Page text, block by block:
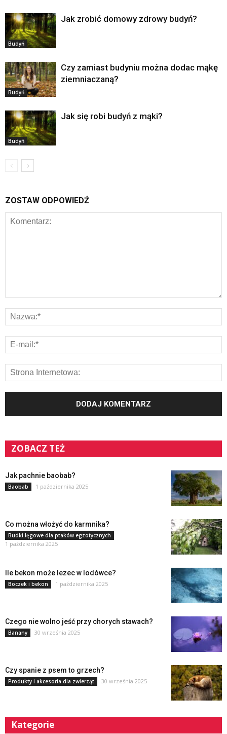
Budyń
Jak zrobić domowy zdrowy budyń?
Budyń
Czy zamiast budyniu można dodac mąkę
ziemniaczaną?
Budyń
Jak się robi budyń z mąki?
ZOSTAW ODPOWIEDŹ
ZOBACZ TEŻ
Jak pachnie baobab?
Baobab 1 października 2025
Co można włożyć do karmnika?
Budki lęgowe dla ptaków egzotycznych
1 października 2025
Ile bekon może lezec w lodówce?
Boczek i bekon 1 października 2025
Czego nie wolno jeść przy chorych stawach?
Banany 30 września 2025
Czy spanie z psem to grzech?
Produkty i akcesoria dla zwierząt 30 września 2025
Kategorie